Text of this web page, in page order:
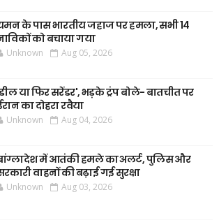
के पास भारतीय जहाज पर हमला, सभी 14
को बचाया गया
Unknown Aug 05, 2026
या फिर सरेंडर', भड़के ट्रंप बोले- बातचीत पर
का दोहरा रवैया
Unknown Aug 04, 2026
में आतंकी हमले का अलर्ट, पुलिस और
वाहनों की बढ़ाई गई सुरक्षा
Unknown Aug 03, 2026